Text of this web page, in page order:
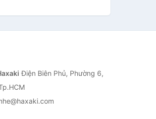
Điện Biên Phủ, Phường 6,